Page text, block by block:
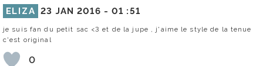
ELIZA 23 JAN 2016 -01 :51
je suis fan du petit sac <3 et de la jupe , j'aime le style de la tenue
c'est original
0